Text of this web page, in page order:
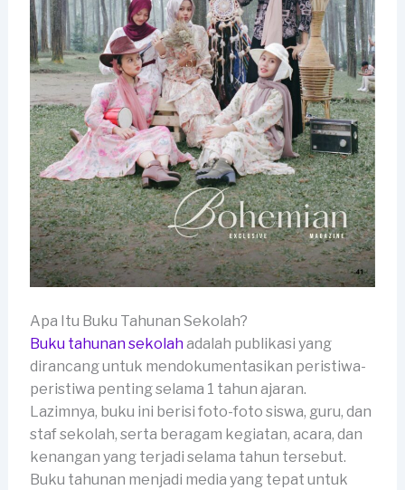
Apa Itu Buku Tahunan Sekolah?
Buku tahunan sekolahadalah publikasi yang
dirancang untuk mendokumentasikan peristiwa-
peristiwa penting selama 1 tahun ajaran.
Lazimnya, buku ini berisi foto-foto siswa, guru, dan
staf sekolah, serta beragam kegiatan, acara, dan
kenangan yang terjadi selama tahun tersebut.
Buku tahunan menjadi media yang tepat untuk